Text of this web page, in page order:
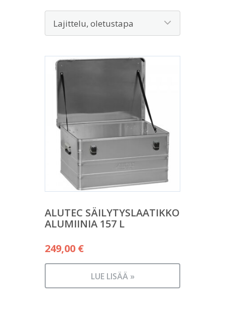
ALUTEC SÄILYTYSLAATIKKO
ALUMIINIA 157 L
249,00 €
LUE LISÄÄ »